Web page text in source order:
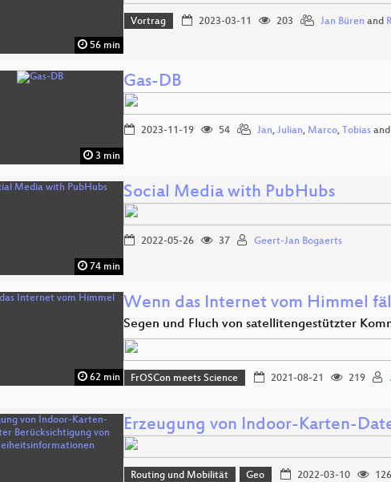
56 min
Vortrag 2023-03-11 203 Jan Büren and
3 min
Gas-DB
2023-11-19 54 Jan, Julian, Marco, Tobias and
74 min
Social Media with PubHubs
2022-05-26 37 Geert-Jan Bogaerts
62 min
Wenn das Internet vom Himmel
Segen und Fluch von satellitengestützter
FrOSCon meets Science 2021-08-21 219
Erzeugung von Indoor-Karten-
Routing und Mobilität Geo 2022-03-10 126